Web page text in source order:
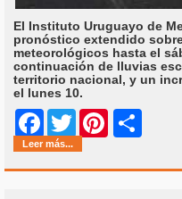
El Instituto Uruguayo de
pronóstico extendido
meteorológicos hasta el
continuación de lluvias
territorio nacional, y un
el lunes 10.
Facebook
Twitter Pinterest
Leer más...